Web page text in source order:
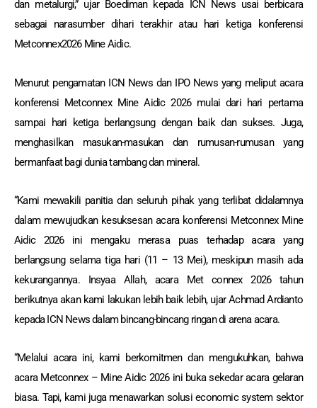
dan metalurgi,” ujar Boediman kepada ICN News usai berbicara
sebagai narasumber dihari terakhir atau hari ketiga konferensi
Metconnex2026 Mine Aidic.
Menurut pengamatan ICN News dan IPO News yang meliput acara
konferensi Metconnex Mine Aidic 2026 mulai dari hari pertama
sampai hari ketiga berlangsung dengan baik dan sukses. Juga,
menghasilkan masukan-masukan dan rumusan-rumusan yang
bermanfaat bagi dunia tambang dan mineral.
“Kami mewakili panitia dan seluruh pihak yang terlibat didalamnya
dalam mewujudkan kesuksesan acara konferensi Metconnex Mine
Aidic 2026 ini mengaku merasa puas terhadap acara yang
berlangsung selama tiga hari (11 – 13 Mei), meskipun masih ada
kekurangannya. Insyaa Allah, acara Met connex 2026 tahun
berikutnya akan kami lakukan lebih baik lebih, ujar Achmad Ardianto
kepada ICN News dalam bincang-bincang ringan di arena acara.
“Melalui acara ini, kami berkomitmen dan mengukuhkan, bahwa
acara Metconnex – Mine Aidic 2026 ini buka sekedar acara gelaran
biasa. Tapi, kami juga menawarkan solusi economic system sektor